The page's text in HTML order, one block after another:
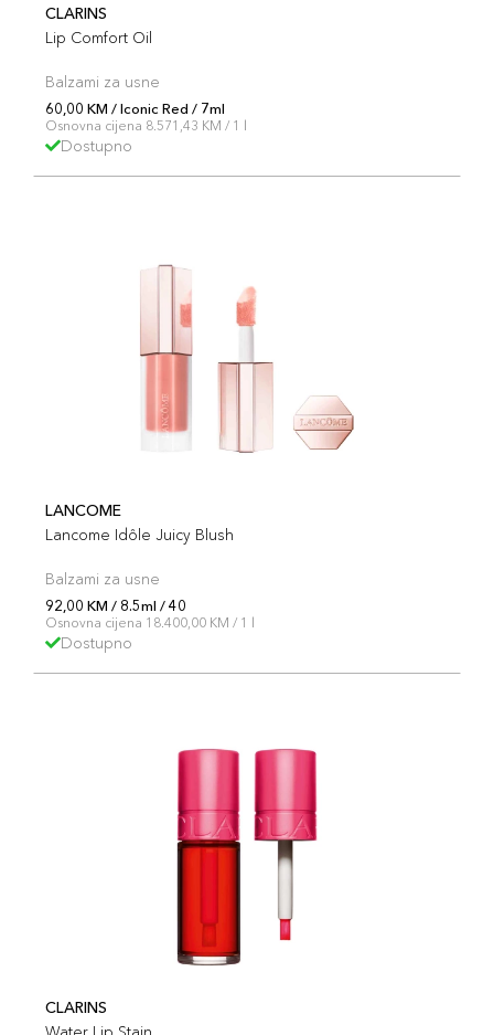
CLARINS
Lip Comfort Oil
Balzami za usne
60,00 KM / Iconic Red / 7ml
Osnovna cijena 8.571,43 KM / 1 l
Dostupno
LANCOME
Lancome Idôle Juicy Blush
Balzami za usne
92,00 KM / 8.5ml / 40
Osnovna cijena 18.400,00 KM / 1 l
Dostupno
CLARINS